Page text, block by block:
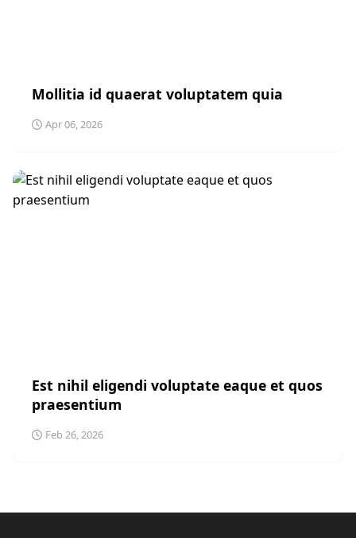
Mollitia id quaerat voluptatem quia
Apr 06, 2026
Est nihil eligendi voluptate eaque et quos
praesentium
Feb 26, 2026